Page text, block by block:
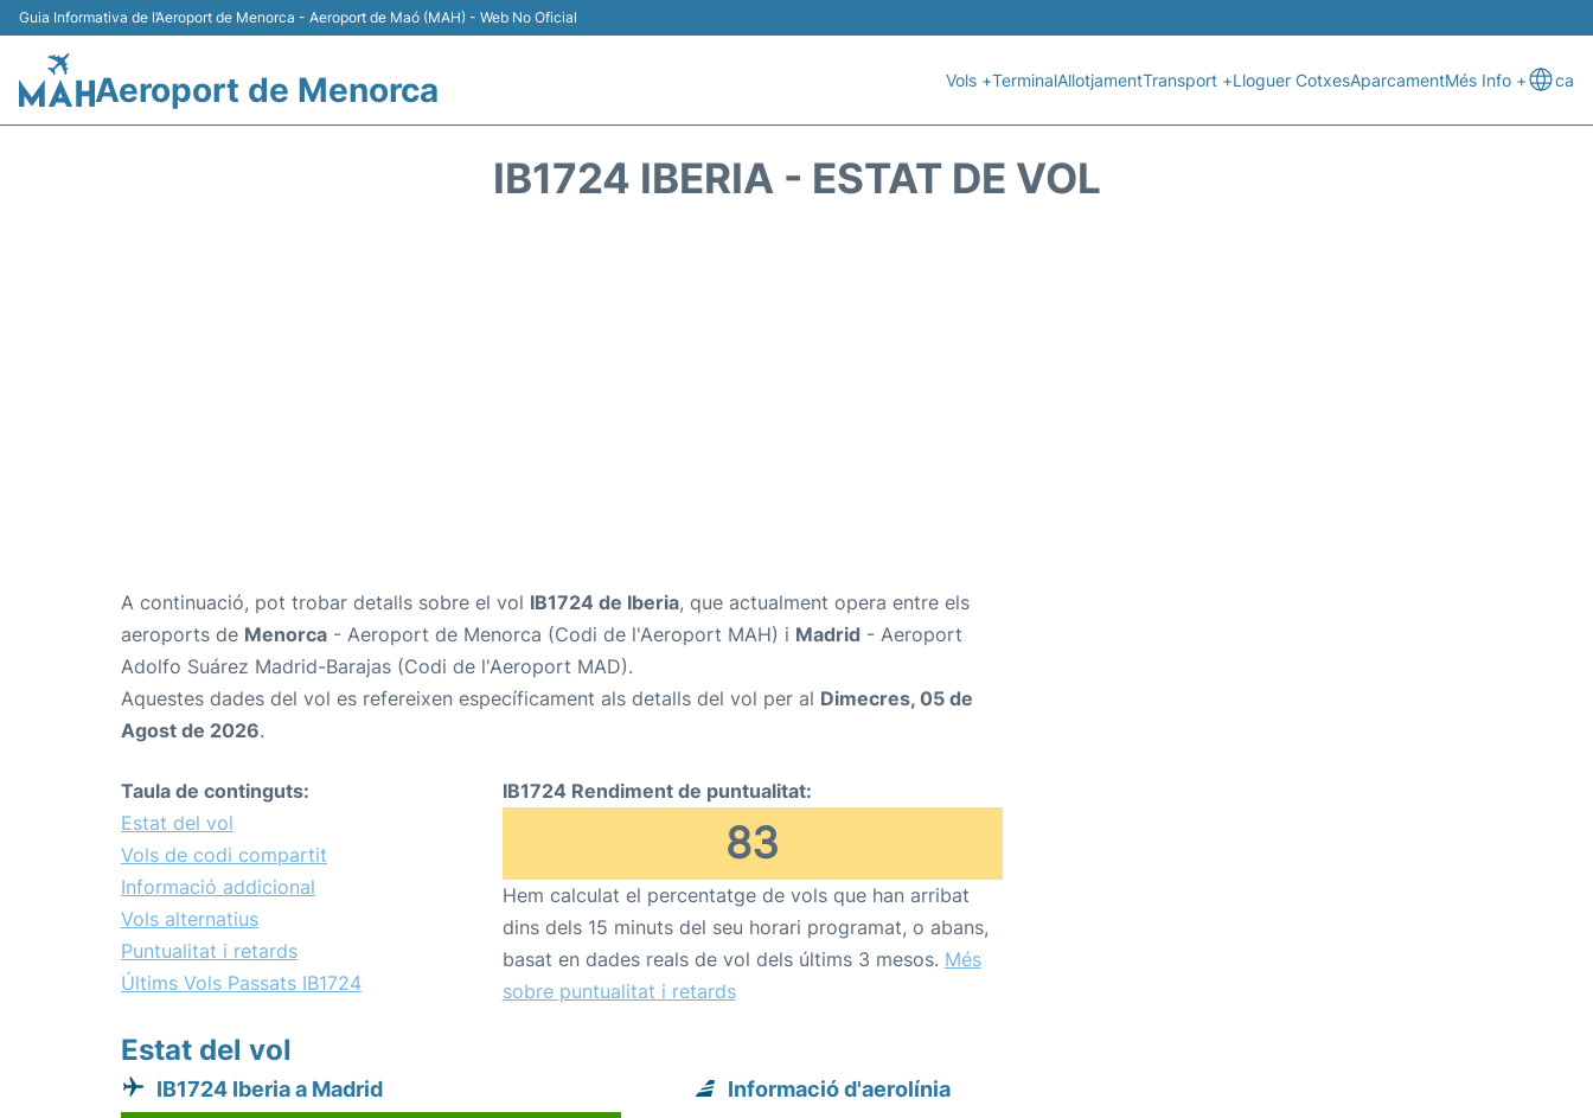
Guia Informativa de l’Aeroport de Menorca - Aeroport de Maó (MAH) - Web No Oficial
Aeroport de Menorca Vols +TerminalAllotjamentTransport +Lloguer CotxesAparcamentMés Info + ca
IB1724 IBERIA - ESTAT DE VOL
A continuació, pot trobar detalls sobre el vol IB1724 de Iberia, que actualment opera entre els
aeroports de Menorca - Aeroport de Menorca (Codi de l'Aeroport MAH) i Madrid - Aeroport
Adolfo Suárez Madrid-Barajas (Codi de l'Aeroport MAD).
Aquestes dades del vol es refereixen específicament als detalls del vol per al Dimecres, 05 de
Agost de 2026.
Taula de continguts:
Estat del vol
Vols de codi compartit
Informació addicional
Vols alternatius
Puntualitat i retards
Últims Vols Passats IB1724
IB1724 Rendiment de puntualitat:
83
Hem calculat el percentatge de vols que han arribat
dins dels 15 minuts del seu horari programat, o abans,
basat en dades reals de vol dels últims 3 mesos. Més
sobre puntualitat i retards
Estat del vol
IB1724 Iberia a Madrid Informació d'aerolínia